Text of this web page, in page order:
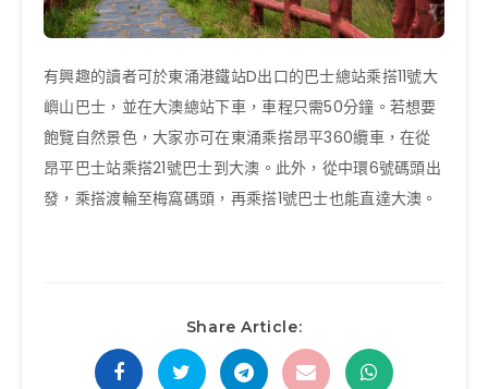
有興趣的讀者可於東涌港鐵站D出口的巴士總站乘搭11號大
嶼山巴士，並在大澳總站下車，車程只需50分鐘。若想要
飽覽自然景色，大家亦可在東涌乘搭昂平360纜車，在從
昂平巴士站乘搭21號巴士到大澳。此外，從中環6號碼頭出
發，乘搭渡輪至梅窩碼頭，再乘搭1號巴士也能直達大澳。
Share Article: